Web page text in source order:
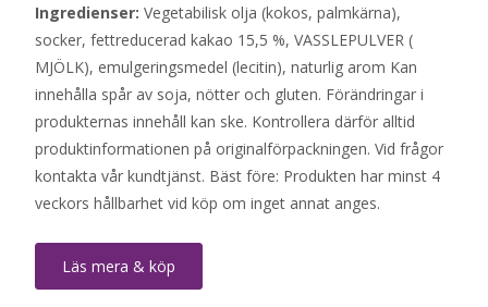
Ingredienser: Vegetabilisk olja (kokos, palmkärna),
socker, fettreducerad kakao 15,5 %, VASSLEPULVER (
MJÖLK), emulgeringsmedel (lecitin), naturlig arom Kan
innehålla spår av soja, nötter och gluten. Förändringar i
produkternas innehåll kan ske. Kontrollera därför alltid
produktinformationen på originalförpackningen. Vid frågor
kontakta vår kundtjänst. Bäst före: Produkten har minst 4
veckors hållbarhet vid köp om inget annat anges.
Läs mera & köp